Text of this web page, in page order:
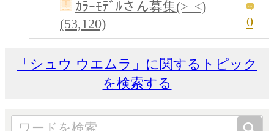
ｶﾗｰﾓﾃﾞﾙさん募集(>_<)
(53,120)
0
「シュウ ウエムラ」に関するトピック
を検索する